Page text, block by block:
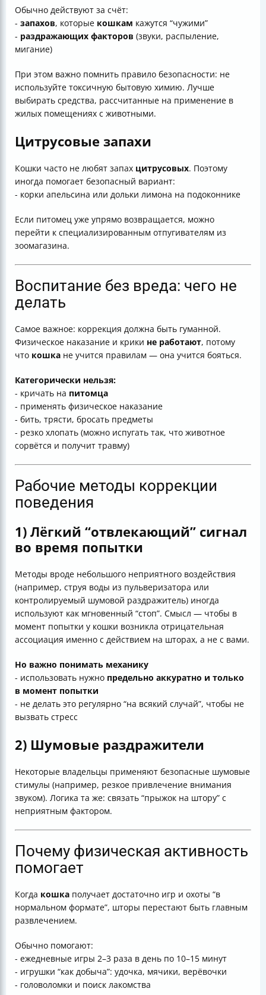
Обычно действуют за счёт:
- запахов, которые кошкам кажутся “чужими”
- раздражающих факторов (звуки, распыление,
мигание)
При этом важно помнить правило безопасности: не
используйте токсичную бытовую химию. Лучше
выбирать средства, рассчитанные на применение в
жилых помещениях с животными.
Цитрусовые запахи
Кошки часто не любят запах цитрусовых. Поэтому
иногда помогает безопасный вариант:
- корки апельсина или дольки лимона на подоконнике
Если питомец уже упрямо возвращается, можно
перейти к специализированным отпугивателям из
зоомагазина.
Воспитание без вреда: чего не
делать
Самое важное: коррекция должна быть гуманной.
Физическое наказание и крики не работают, потому
что кошка не учится правилам — она учится бояться.
Категорически нельзя:
- кричать на питомца
- применять физическое наказание
- бить, трясти, бросать предметы
- резко хлопать (можно испугать так, что животное
сорвётся и получит травму)
Рабочие методы коррекции
поведения
1) Лёгкий “отвлекающий” сигнал
во время попытки
Методы вроде небольшого неприятного воздействия
(например, струя воды из пульверизатора или
контролируемый шумовой раздражитель) иногда
используют как мгновенный “стоп”. Смысл — чтобы в
момент попытки у кошки возникла отрицательная
ассоциация именно с действием на шторах, а не с вами.
Но важно понимать механику
- использовать нужно предельно аккуратно и только
в момент попытки
- не делать это регулярно “на всякий случай”, чтобы не
вызвать стресс
2) Шумовые раздражители
Некоторые владельцы применяют безопасные шумовые
стимулы (например, резкое привлечение внимания
звуком). Логика та же: связать “прыжок на штору” с
неприятным фактором.
Почему физическая активность
помогает
Когда кошка получает достаточно игр и охоты “в
нормальном формате”, шторы перестают быть главным
развлечением.
Обычно помогают:
- ежедневные игры 2–3 раза в день по 10–15 минут
- игрушки “как добыча”: удочка, мячики, верёвочки
- головоломки и поиск лакомства